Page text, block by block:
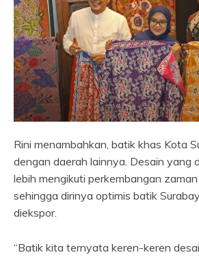
Rini menambahkan, batik khas Kota
dengan daerah lainnya. Desain yang
lebih mengikuti perkembangan
sehingga dirinya optimis batik
diekspor.
“Batik kita ternyata keren-keren